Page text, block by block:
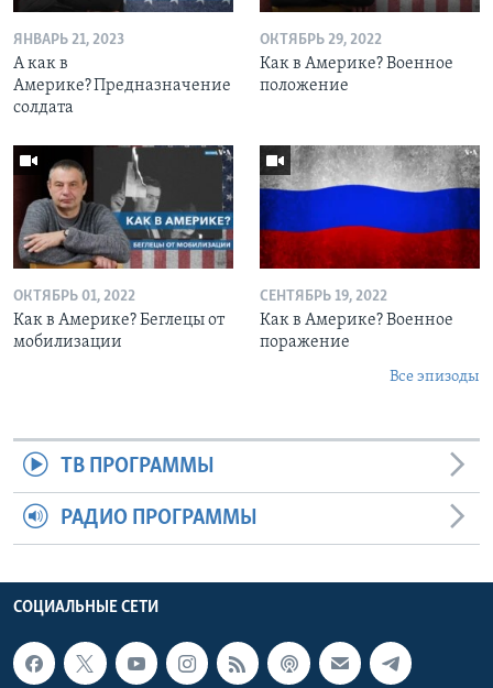
ЯНВАРЬ 21, 2023
А как в
Америке? Предназначение
солдата
ОКТЯБРЬ 29, 2022
Как в Америке? Военное
положение
ОКТЯБРЬ 01, 2022
Как в Америке? Беглецы от
мобилизации
СЕНТЯБРЬ 19, 2022
Как в Америке? Военное
поражение
Все эпизоды
ТВ ПРОГРАММЫ
РАДИО ПРОГРАММЫ
СОЦИАЛЬНЫЕ СЕТИ